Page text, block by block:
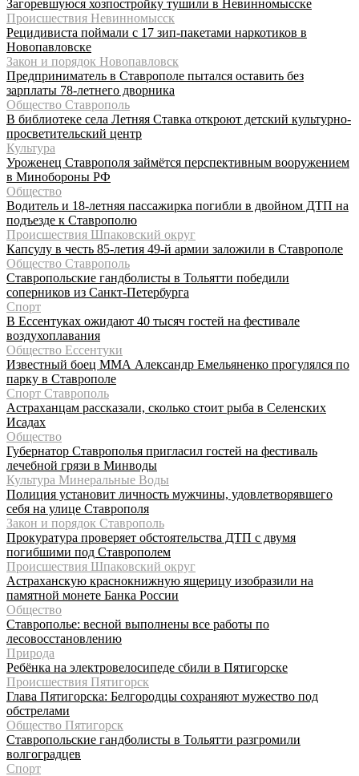
Загоревшуюся хозпостройку тушили в Невинномысске
Происшествия Невинномысск
Рецидивиста поймали с 17 зип-пакетами наркотиков в
Новопавловске
Закон и порядок Новопавловск
Предприниматель в Ставрополе пытался оставить без
зарплаты 78-летнего дворника
Общество Ставрополь
В библиотеке села Летняя Ставка откроют детский культурно-
просветительский центр
Культура
Уроженец Ставрополя займётся перспективным вооружением
в Минобороны РФ
Общество
Водитель и 18-летняя пассажирка погибли в двойном ДТП на
подъезде к Ставрополю
Происшествия Шпаковский округ
Капсулу в честь 85-летия 49-й армии заложили в Ставрополе
Общество Ставрополь
Ставропольские гандболисты в Тольятти победили
соперников из Санкт-Петербурга
Спорт
В Ессентуках ожидают 40 тысяч гостей на фестивале
воздухоплавания
Общество Ессентуки
Известный боец ММА Александр Емельяненко прогулялся по
парку в Ставрополе
Спорт Ставрополь
Астраханцам рассказали, сколько стоит рыба в Селенских
Исадах
Общество
Губернатор Ставрополья пригласил гостей на фестиваль
лечебной грязи в Минводы
Культура Минеральные Воды
Полиция установит личность мужчины, удовлетворявшего
себя на улице Ставрополя
Закон и порядок Ставрополь
Прокуратура проверяет обстоятельства ДТП с двумя
погибшими под Ставрополем
Происшествия Шпаковский округ
Астраханскую краснокнижную ящерицу изобразили на
памятной монете Банка России
Общество
Ставрополье: весной выполнены все работы по
лесовосстановлению
Природа
Ребёнка на электровелосипеде сбили в Пятигорске
Происшествия Пятигорск
Глава Пятигорска: Белгородцы сохраняют мужество под
обстрелами
Общество Пятигорск
Ставропольские гандболисты в Тольятти разгромили
волгоградцев
Спорт